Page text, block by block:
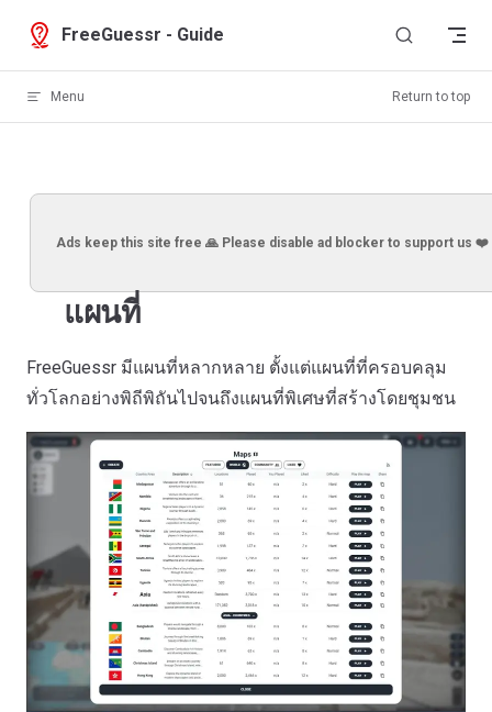
Skip to content
FreeGuessr - Guide
Menu Return to top
Ads keep this site free 🙏 Please disable ad blocker to support us ❤️
แผนที่
FreeGuessr มีแผนที่หลากหลาย ตั้งแต่แผนที่ที่ครอบคลุม
ทั่วโลกอย่างพิถีพิถันไปจนถึงแผนที่พิเศษที่สร้างโดยชุมชน